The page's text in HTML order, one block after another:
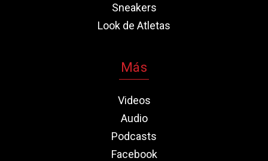
Sneakers
Look de Atletas
Más
Videos
Audio
Podcasts
Facebook